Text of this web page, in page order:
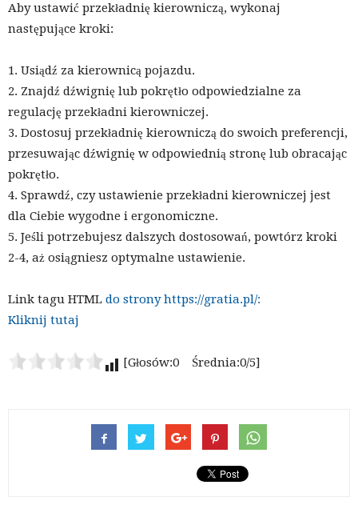
Aby ustawić przekładnię kierowniczą, wykonaj
następujące kroki:
1. Usiądź za kierownicą pojazdu.
2. Znajdź dźwignię lub pokrętło odpowiedzialne za
regulację przekładni kierowniczej.
3. Dostosuj przekładnię kierowniczą do swoich preferencji,
przesuwając dźwignię w odpowiednią stronę lub obracając
pokrętło.
4. Sprawdź, czy ustawienie przekładni kierowniczej jest
dla Ciebie wygodne i ergonomiczne.
5. Jeśli potrzebujesz dalszych dostosowań, powtórz kroki
2-4, aż osiągniesz optymalne ustawienie.
Link tagu HTML do strony https://gratia.pl/:
Kliknij tutaj
[Głosów:0 Średnia:0/5]